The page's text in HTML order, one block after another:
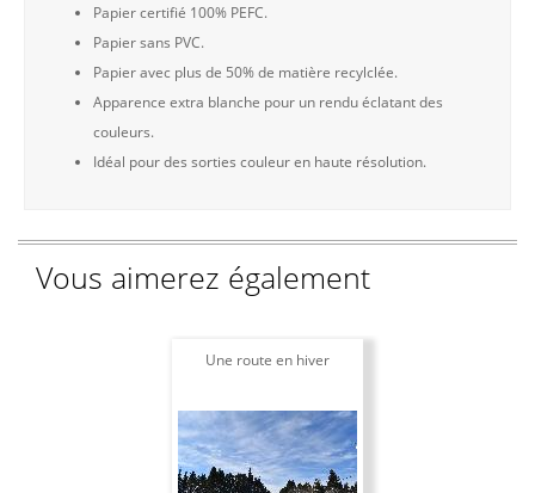
Papier certifié 100% PEFC.
Papier sans PVC.
Papier avec plus de 50% de matière recylclée.
Apparence extra blanche pour un rendu éclatant des
couleurs.
Idéal pour des sorties couleur en haute résolution.
Vous aimerez également
Une route en hiver